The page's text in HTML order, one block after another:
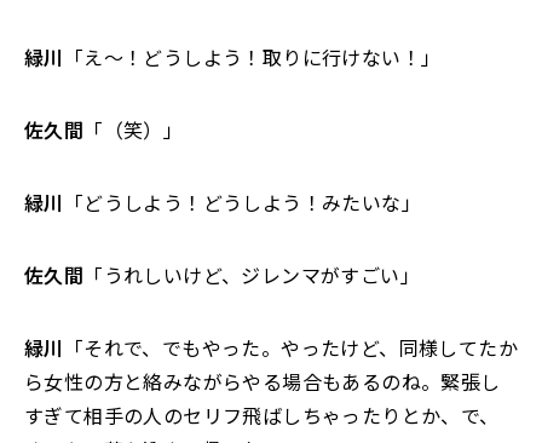
緑川 「え～！どうしよう！取りに行けない！」
佐久間 「（笑）」
緑川 「どうしよう！どうしよう！みたいな」
佐久間 「うれしいけど、ジレンマがすごい」
緑川 「それで、でもやった。やったけど、同様してたか
ら女性の方と絡みながらやる場合もあるのね。緊張し
すぎて相手の人のセリフ飛ばしちゃったりとか、で、